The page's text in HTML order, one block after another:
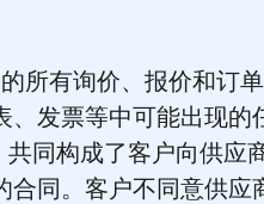
所有询价、报价和订
发票等中可能出现的
同构成了客户向供
同。客户不同意供